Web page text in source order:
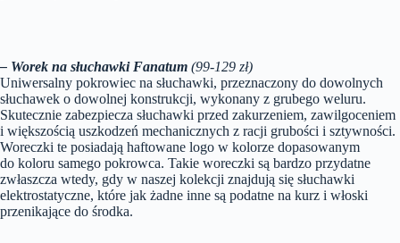
– Worek na słuchawki Fanatum (99-129 zł)
Uniwersalny pokrowiec na słuchawki, przeznaczony do dowolnych
słuchawek o dowolnej konstrukcji, wykonany z grubego weluru.
Skutecznie zabezpiecza słuchawki przed zakurzeniem, zawilgoceniem
i większością uszkodzeń mechanicznych z racji grubości i sztywności.
Woreczki te posiadają haftowane logo w kolorze dopasowanym
do koloru samego pokrowca. Takie woreczki są bardzo przydatne
zwłaszcza wtedy, gdy w naszej kolekcji znajdują się słuchawki
elektrostatyczne, które jak żadne inne są podatne na kurz i włoski
przenikające do środka.